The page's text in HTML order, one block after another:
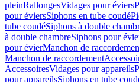
pleinRallongesVidages pour éviers
pour éviersSiphons en tube coudé
tube coudéSiphons à double
à double chambreSiphons pour
pour évierManchon de
Manchon de raccordement
AccessoiresVidages pour appareils
pour appareilsSiphons en tube